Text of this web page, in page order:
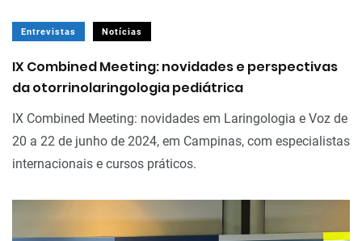
Entrevistas Notícias
IX Combined Meeting: novidades e perspectivas
da otorrinolaringologia pediátrica
IX Combined Meeting: novidades em Laringologia e Voz de
20 a 22 de junho de 2024, em Campinas, com especialistas
internacionais e cursos práticos.